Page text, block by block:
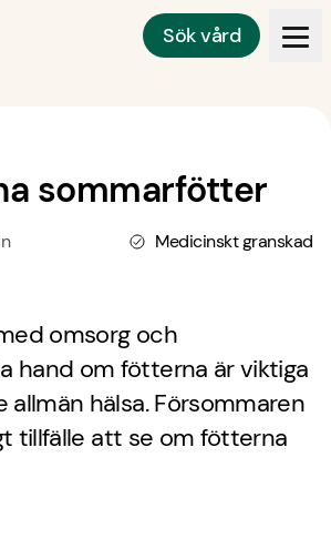
Sök vård
sommarfötter
Medicinskt granskad
omsorg och
hand om fötterna är viktiga
hälsa. Försommaren
tillfälle att se om fötterna